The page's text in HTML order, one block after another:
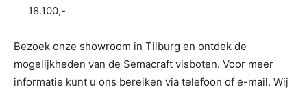
18.100,-
Bezoek onze showroom in Tilburg en ontdek de
mogelijkheden van de Semacraft visboten. Voor meer
informatie kunt u ons bereiken via telefoon of e-mail. Wij